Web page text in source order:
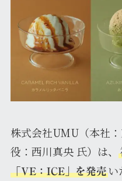
株式会社UMU（本社
役：西川真央 氏）は、
「VE：ICE」を発売い